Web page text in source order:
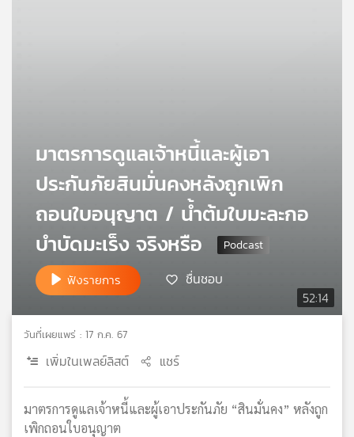
แผนที่
เครือ
52:14
มาตรการดูแลเจ้าหนี้และผู้เอา
ประกันภัยสินมั่นคงหลังถูกเพิก
ถอนใบอนุญาต / น้ำต้มใบมะละกอ
บำบัดมะเร็ง จริงหรือ
ฟังรายการ ชื่นชอบ
วันที่เผยแพร่ : 17 ก.ค. 67
เพิ่มในเพลย์ลิสต์ แชร์
มาตรการดูแลเจ้าหนี้และผู้เอาประกันภัย “สินมั่นคง” หลังถูก
เพิกถอนใบอนุญาต